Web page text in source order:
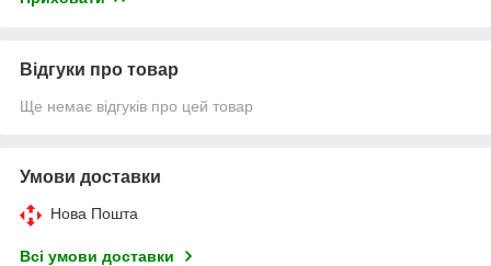
Відгуки про товар
Ще немає відгуків про цей товар
Умови доставки
Нова Пошта
Всі умови доставки